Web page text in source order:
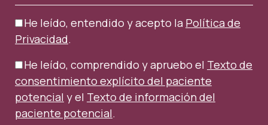
He leído, entendido y acepto la Política de
Privacidad.
He leído, comprendido y apruebo el Texto de
consentimiento explícito del paciente
potencial y el Texto de información del
paciente potencial.